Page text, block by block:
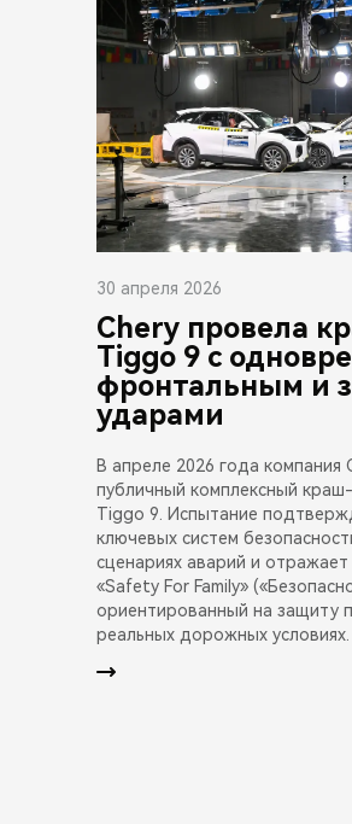
30 апреля 2026
Chery провела
Tiggo 9 с
фронтальным и
ударами
В апреле 2026 года компания
публичный комплексный
Tiggo 9. Испытание
ключевых систем
сценариях аварий и
«Safety For Family»
ориентированный на защиту
реальных дорожных условиях.